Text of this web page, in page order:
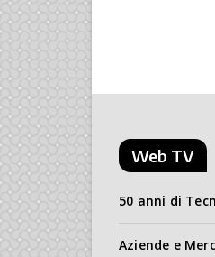
Web TV
50 anni di
Aziende e